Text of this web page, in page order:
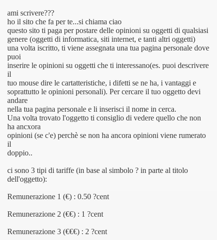
ami scrivere???
ho il sito che fa per te...si chiama ciao
questo sito ti paga per postare delle opinioni su oggetti di qualsiasi
genere (oggetti di informatica, siti internet, e tanti altri oggetti)
una volta iscritto, ti viene assegnata una tua pagina personale dove
puoi
inserire le opinioni su oggetti che ti interessano(es. puoi descrivere
il
tuo mouse dire le cartatteristiche, i difetti se ne ha, i vantaggi e
soprattutto le opinioni personali). Per cercare il tuo oggetto devi
andare
nella tua pagina personale e li inserisci il nome in cerca.
Una volta trovato l'oggetto ti consiglio di vedere quello che non
ha ancxora
opinioni (se c'e) perchè se non ha ancora opinioni viene rumerato
il
doppio..
ci sono 3 tipi di tariffe (in base al simbolo ? in parte al titolo
dell'oggetto):
Remunerazione 1 (€) : 0.50 ?cent
Remunerazione 2 (€€) : 1 ?cent
Remunerazione 3 (€€€) : 2 ?cent
Read)